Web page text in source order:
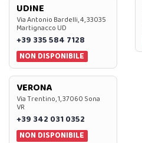
UDINE
Via Antonio Bardelli, 4, 33035
Martignacco UD
+39 335 584 7128
NON DISPONIBILE
VERONA
Via Trentino, 1, 37060 Sona
VR
+39 342 031 0352
NON DISPONIBILE